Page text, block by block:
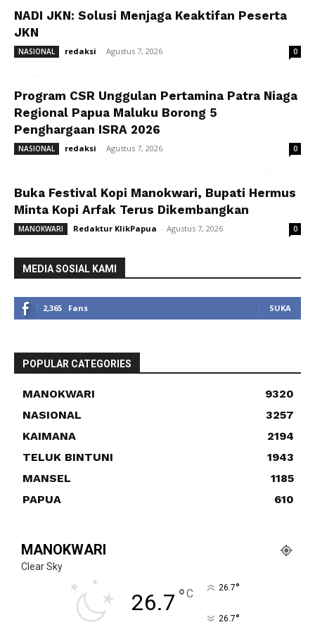
NADI JKN: Solusi Menjaga Keaktifan Peserta
JKN
NASIONAL redaksi - Agustus 7, 2026 0
Program CSR Unggulan Pertamina Patra Niaga
Regional Papua Maluku Borong 5
Penghargaan ISRA 2026
NASIONAL redaksi - Agustus 7, 2026 0
Buka Festival Kopi Manokwari, Bupati Hermus
Minta Kopi Arfak Terus Dikembangkan
MANOKWARI Redaktur KlikPapua - Agustus 7, 2026 0
MEDIA SOSIAL KAMI
2,365 Fans SUKA
POPULAR CATEGORIES
MANOKWARI
9320
NASIONAL
3257
KAIMANA
2194
TELUK BINTUNI
1943
MANSEL
1185
PAPUA
610
MANOKWARI
Clear Sky
26.7 °C 26.7°
26.7°